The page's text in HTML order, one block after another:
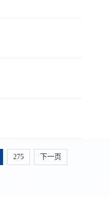
275 下一页